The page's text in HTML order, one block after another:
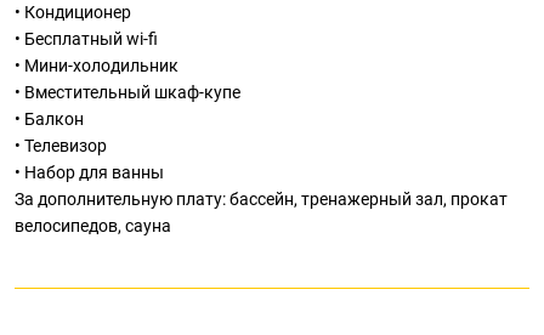
• Кондиционер
• Бесплатный wi-fi
• Мини-холодильник
• Вместительный шкаф-купе
• Балкон
• Телевизор
• Набор для ванны
За дополнительную плату: бассейн, тренажерный зал, прокат
велосипедов, сауна